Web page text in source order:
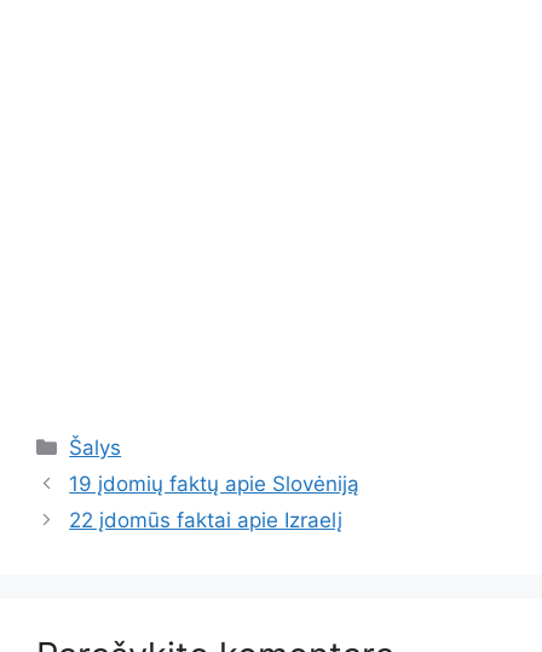
Kategorijos
Šalys
19 įdomių faktų apie Slovėniją
22 įdomūs faktai apie Izraelį